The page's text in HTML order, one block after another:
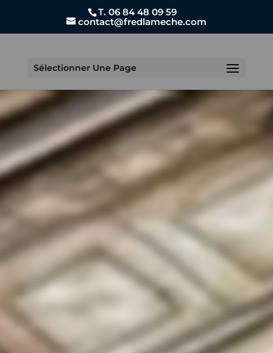
T. 06 84 48 09 59
contact@fredlameche.com
Sélectionner Une Page